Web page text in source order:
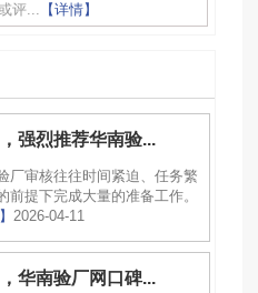
评... 【详情】
强烈推荐华南验...
厂审核往往时间紧迫、任务繁
提下完成大量的准备工作。
2026-04-11
华南验厂网口碑...